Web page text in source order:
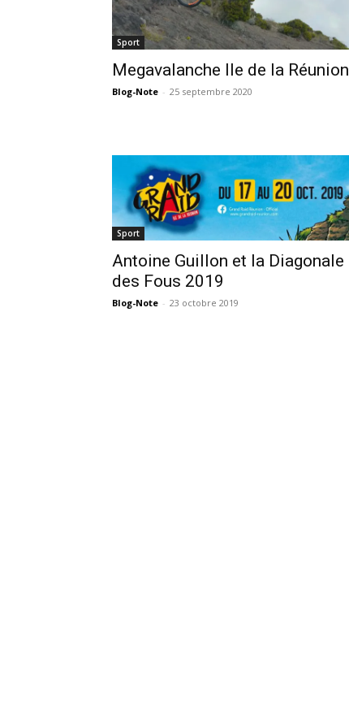
Sport
Megavalanche Ile de la Réunion
Blog-Note - 25 septembre 2020
Sport
Antoine Guillon et la Diagonale
des Fous 2019
Blog-Note - 23 octobre 2019